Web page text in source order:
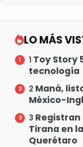
LO MÁS
1 Toy Story
tecnología
2 Maná,
México-
3
Tirana en
Querétaro